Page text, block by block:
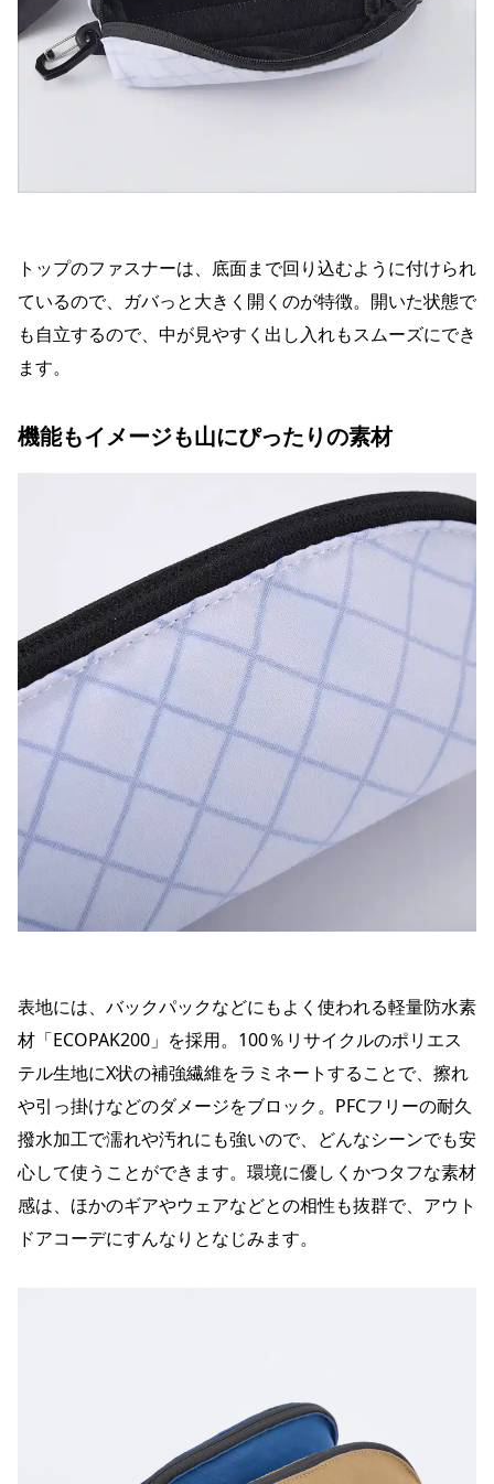
トップのファスナーは、底面まで回り込むように付けられ
ているので、ガバっと大きく開くのが特徴。開いた状態で
も自立するので、中が見やすく出し入れもスムーズにでき
ます。
機能もイメージも山にぴったりの素材
表地には、バックパックなどにもよく使われる軽量防水素
材「ECOPAK200」を採用。100％リサイクルのポリエス
テル生地にX状の補強繊維をラミネートすることで、擦れ
や引っ掛けなどのダメージをブロック。PFCフリーの耐久
撥水加工で濡れや汚れにも強いので、どんなシーンでも安
心して使うことができます。環境に優しくかつタフな素材
感は、ほかのギアやウェアなどとの相性も抜群で、アウト
ドアコーデにすんなりとなじみます。